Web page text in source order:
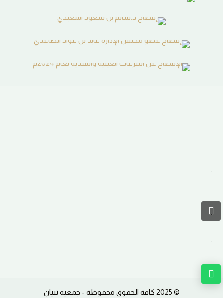
.
© 2025 كافة الحقوق محفوظة - جمعية تبيان